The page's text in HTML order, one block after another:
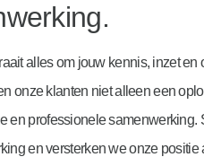
alles om jouw kennis, inzet
onze klanten niet alleen een
en professionele samenwerking.
en versterken we onze